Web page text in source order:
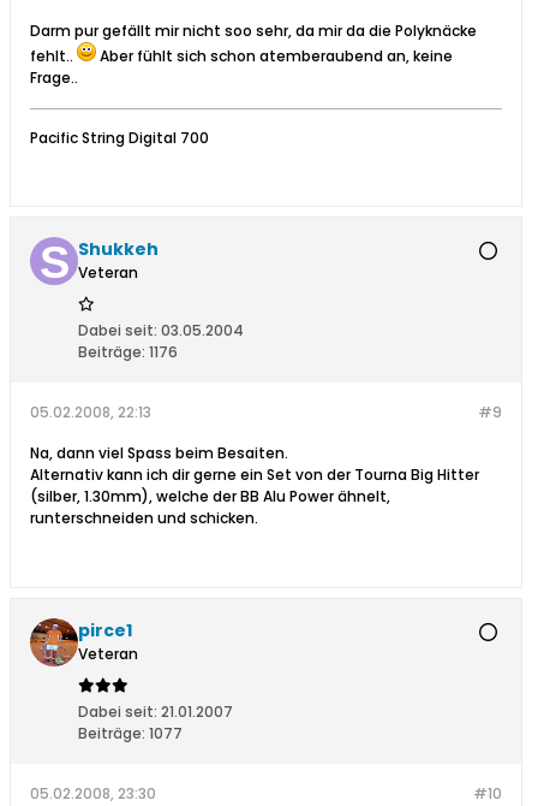
Darm pur gefällt mir nicht soo sehr, da mir da die Polyknäcke
fehlt..
Aber fühlt sich schon atemberaubend an, keine
Frage..
Pacific String Digital 700
Shukkeh
Veteran
Dabei seit: 03.05.2004
Beiträge: 1176
#9
05.02.2008, 22:13
Na, dann viel Spass beim Besaiten.
Alternativ kann ich dir gerne ein Set von der Tourna Big Hitter
(silber, 1.30mm), welche der BB Alu Power ähnelt,
runterschneiden und schicken.
pirce1
Veteran
Dabei seit: 21.01.2007
Beiträge: 1077
#10
05.02.2008, 23:30